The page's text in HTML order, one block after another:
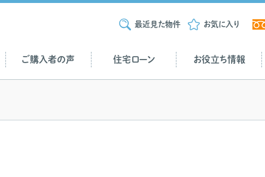
最近見た物件 お気に入り
ご購入者の声 住宅ローン お役立ち情報